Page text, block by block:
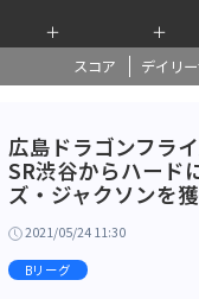
＋ ＋
スコア デイリ
広島ドラゴンフラ
SR渋谷からハード
ズ・ジャクソンを
2021/05/24 11:30
Bリーグ